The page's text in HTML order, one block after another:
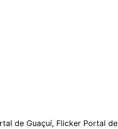
de Guaçuí, Flicker Portal de